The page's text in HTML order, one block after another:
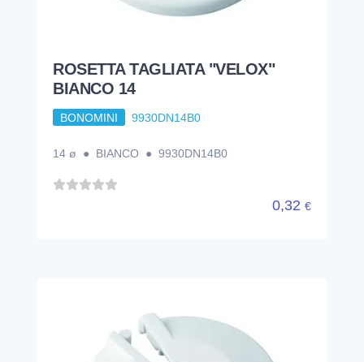
ROSETTA TAGLIATA "VELOX"
BIANCO 14
BONOMINI 9930DN14B0
14 ø ● BIANCO ● 9930DN14B0
0,32 €